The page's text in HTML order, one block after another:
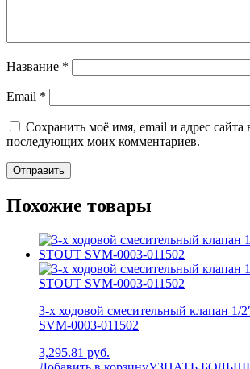
Название *
Email *
Сохранить моё имя, email и адрес сайта
последующих моих комментариев.
Похожие товары
3-х ходовой смесительный клапан 1/
SVM-0003-011502
3,295.81 руб.